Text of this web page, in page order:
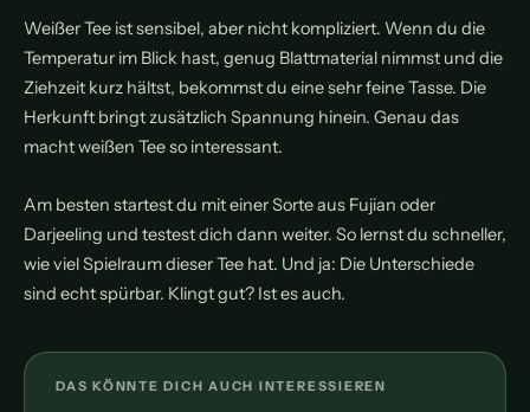
Weißer Tee ist sensibel, aber nicht kompliziert. Wenn du die
Temperatur im Blick hast, genug Blattmaterial nimmst und die
Ziehzeit kurz hältst, bekommst du eine sehr feine Tasse. Die
Herkunft bringt zusätzlich Spannung hinein. Genau das
macht weißen Tee so interessant.
Am besten startest du mit einer Sorte aus Fujian oder
Darjeeling und testest dich dann weiter. So lernst du schneller,
wie viel Spielraum dieser Tee hat. Und ja: Die Unterschiede
sind echt spürbar. Klingt gut? Ist es auch.
DAS KÖNNTE DICH AUCH INTERESSIEREN